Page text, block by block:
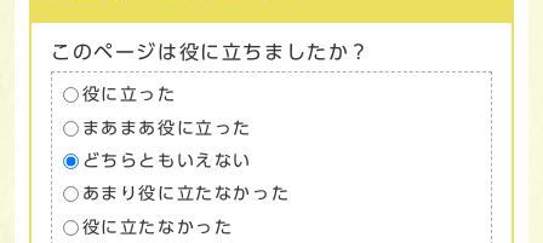
このページは役に立ちましたか？
役に立った
まあまあ役に立った
どちらともいえない
あまり役に立たなかった
役に立たなかった